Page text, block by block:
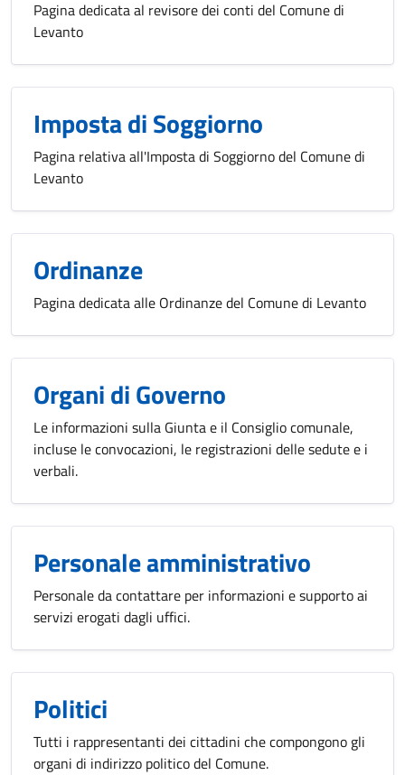
Pagina dedicata al revisore dei conti del Comune di
Levanto
Imposta di Soggiorno
Pagina relativa all'Imposta di Soggiorno del Comune di
Levanto
Ordinanze
Pagina dedicata alle Ordinanze del Comune di Levanto
Organi di Governo
Le informazioni sulla Giunta e il Consiglio comunale,
incluse le convocazioni, le registrazioni delle sedute e i
verbali.
Personale amministrativo
Personale da contattare per informazioni e supporto ai
servizi erogati dagli uffici.
Politici
Tutti i rappresentanti dei cittadini che compongono gli
organi di indirizzo politico del Comune.